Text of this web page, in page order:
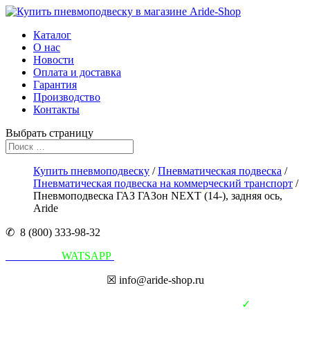
Каталог
О нас
Новости
Оплата и доставка
Гарантия
Производство
Контакты
Выбрать страницу
Купить пневмоподвеску /Пневматическая подвеска /
Пневматическая подвеска на коммерческий транспорт /
Пневмоподвеска ГАЗ ГАЗон NEXT (14-), задняя ось,
Aride
✆ 8 (800) 333-98-32
WATSAPP
☒ info@aride-shop.ru
✓